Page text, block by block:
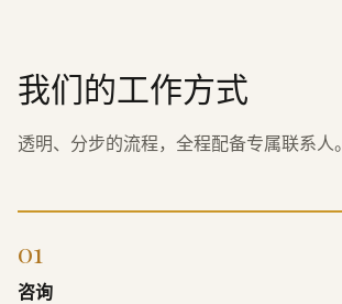
我们的工作方式
透明、分步的流程，全程配备专属联系人。
01
咨询